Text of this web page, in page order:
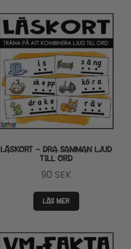
LÄSKORT – DRA SAMMAN LJUD
TILL ORD
90 SEK
LÄS MER